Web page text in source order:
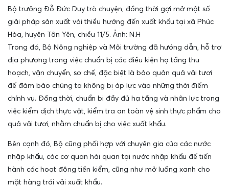
Bộ trưởng Đỗ Đức Duy trò chuyện, đồng thời gợi mở một số
giải pháp sản xuất vải thiều hướng đến xuất khẩu tại xã Phúc
Hòa, huyện Tân Yên, chiều 11/5. Ảnh: N.H
Trong đó, Bộ Nông nghiệp và Môi trường đã hướng dẫn, hỗ trợ
địa phương trong việc chuẩn bị các điều kiện hạ tầng thu
hoạch, vận chuyển, sơ chế, đặc biệt là bảo quản quả vải tươi
để đảm bảo chúng ta không bị áp lực vào những thời điểm
chính vụ. Đồng thời, chuẩn bị đầy đủ hạ tầng và nhân lực trong
việc kiểm dịch thực vật, kiểm tra an toàn vệ sinh thực phẩm cho
quả vải tươi, nhằm chuẩn bị cho việc xuất khẩu.
Bên cạnh đó, Bộ cũng phối hợp với chuyên gia của các nước
nhập khẩu, các cơ quan hải quan tại nước nhập khẩu để tiến
hành các hoạt động tiền kiểm, cũng như mở luồng xanh cho
mặt hàng trái vải xuất khẩu.